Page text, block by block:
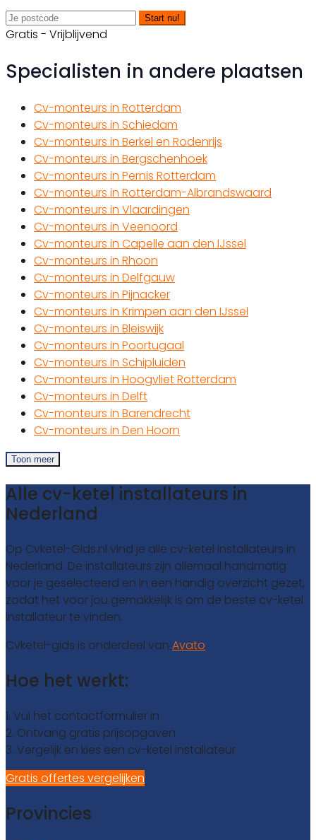
Start nu!
Gratis - Vrijblijvend
Specialisten in andere plaatsen
Cv-monteurs in Rotterdam
Cv-monteurs in Schiedam
Cv-monteurs in Berkel en Rodenrijs
Cv-monteurs in Bergschenhoek
Cv-monteurs in Pernis Rotterdam
Cv-monteurs in Rotterdam-Albrandswaard
Cv-monteurs in Vlaardingen
Cv-monteurs in Veenoord
Cv-monteurs in Capelle aan den IJssel
Cv-monteurs in Rhoon
Cv-monteurs in Delfgauw
Cv-monteurs in Pijnacker
Cv-monteurs in Krimpen aan den IJssel
Cv-monteurs in Bleiswijk
Cv-monteurs in Poortugaal
Cv-monteurs in Schipluiden
Cv-monteurs in Hoogvliet Rotterdam
Cv-monteurs in Delft
Cv-monteurs in Barendrecht
Cv-monteurs in Den Hoorn
Toon meer
Alle cv-ketel installateurs in
Nederland
Op Cvketel-Gids.nl vind je alle cv-ketel installateurs in
Nederland. De installateurs zijn allemaal handmatig
voor je geselecteerd en in een handig overzicht gezet,
zodat het voor jou gemakkelijk is om de beste cv-ketel
installateur te vinden.
Cvketel-gids is onderdeel van Avato
Hoe het werkt:
1. Vul het contactformulier in
2. Ontvang gratis prijsopgaven
3. Vergelijk en kies een cv-ketel installateur
Gratis offertes vergelijken
Provincies